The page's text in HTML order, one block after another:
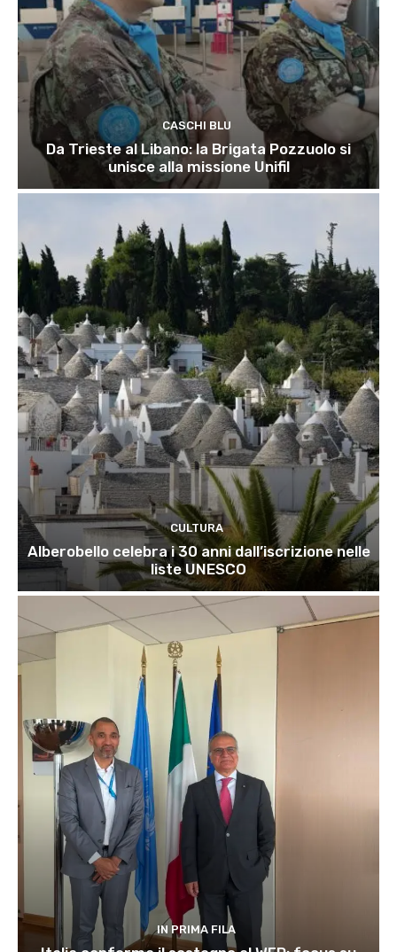
CASCHI BLU
Da Trieste al Libano: la Brigata Pozzuolo si
unisce alla missione Unifil
CULTURA
Alberobello celebra i 30 anni dall’iscrizione nelle
liste UNESCO
IN PRIMA FILA